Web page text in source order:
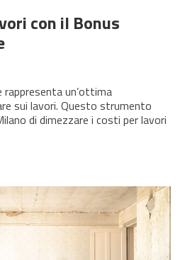
con il Bonus
un’ottima
sui lavori. Questo strumento
di dimezzare i costi per lavori